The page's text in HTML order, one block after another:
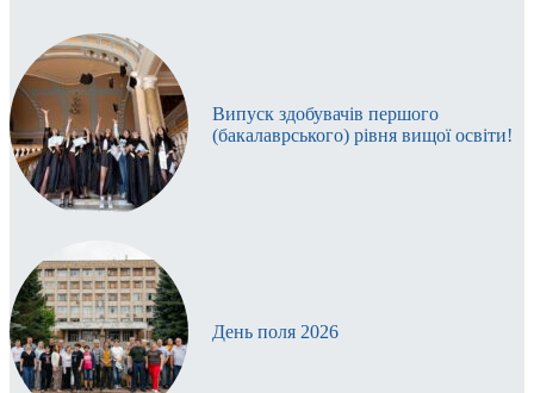
Випуск здобувачів першого
(бакалаврського) рівня вищої освіти!
День поля 2026